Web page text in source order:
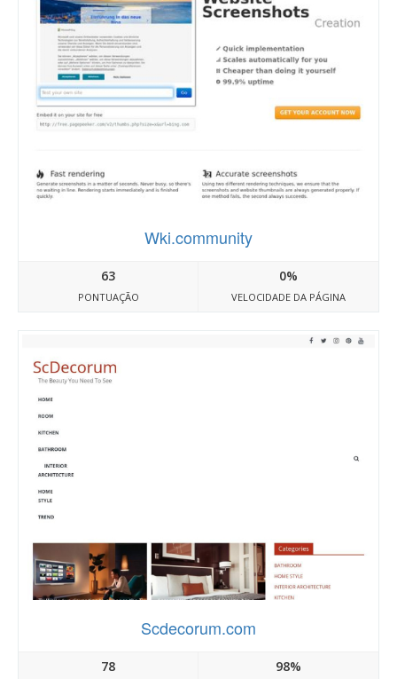
Wki.community
63
PONTUAÇÃO
0%
VELOCIDADE DA PÁGINA
Scdecorum.com
78 98%